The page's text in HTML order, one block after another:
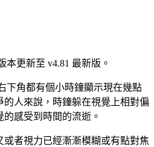
本更新至 v4.81 最新版。
下角都有個小時鐘顯示現在幾點
人來說，時鐘躲在視覺上相對偏
感受到時間的流逝。
者視力已經漸漸模糊或有點對焦